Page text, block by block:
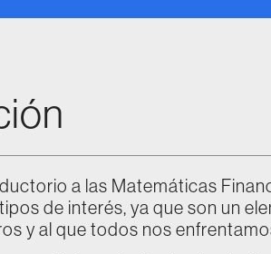
a las Matemáticas
de interés, ya que son un
y al que todos nos